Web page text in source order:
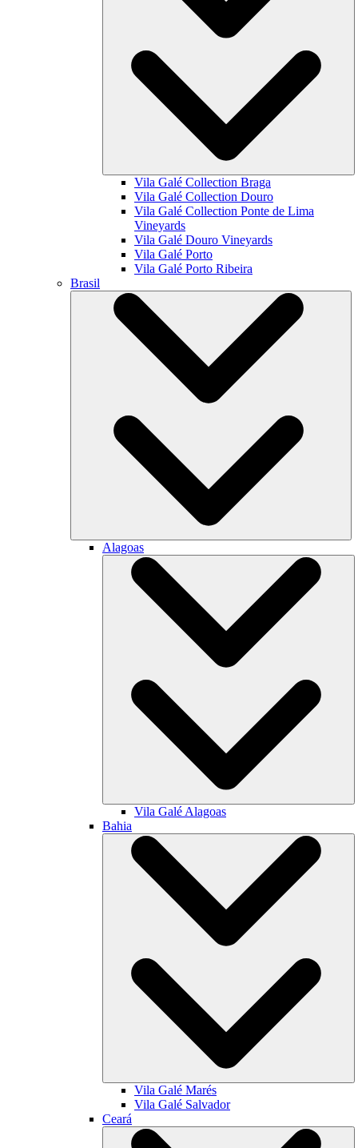
Vila Galé Collection Braga
Vila Galé Collection Douro
Vila Galé Collection Ponte de Lima
Vineyards
Vila Galé Douro Vineyards
Vila Galé Porto
Vila Galé Porto Ribeira
Brasil
Alagoas
Vila Galé Alagoas
Bahia
Vila Galé Marés
Vila Galé Salvador
Ceará